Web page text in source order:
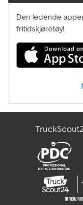
Den ledende
fritidskjøretøy!